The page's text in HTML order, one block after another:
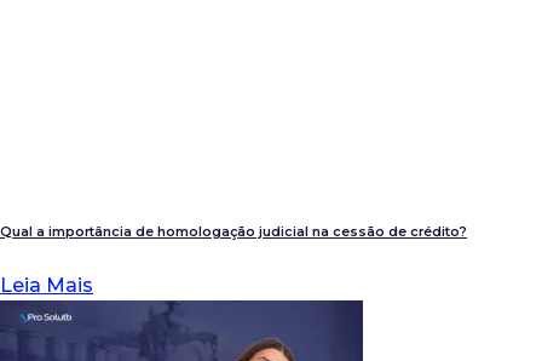
Qual a importância de homologação judicial na cessão de crédito?
Leia Mais